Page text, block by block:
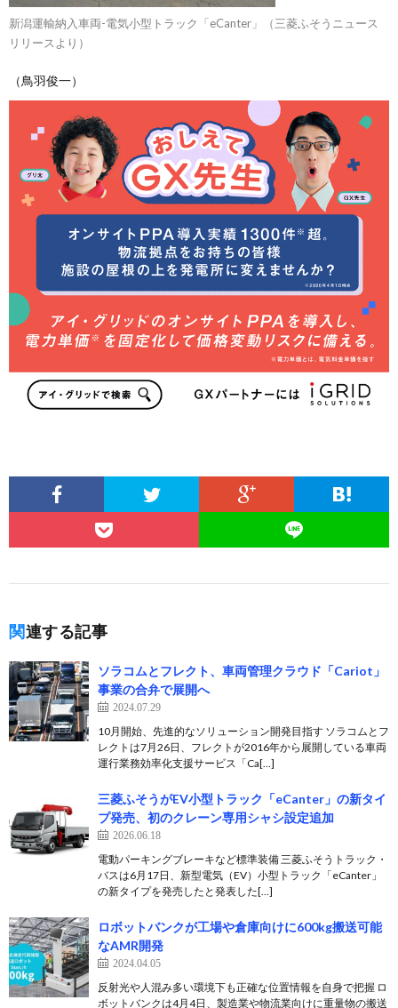
新潟運輸納入車両-電気小型トラック「eCanter」（三菱ふそうニュース
リリースより）
（鳥羽俊一）
関連する記事
ソラコムとフレクト、車両管理クラウド「Cariot」
事業の合弁で展開へ
2024.07.29
10月開始、先進的なソリューション開発目指す ソラコムとフ
レクトは7月26日、フレクトが2016年から展開している車両
運行業務効率化支援サービス「Ca[…]
三菱ふそうがEV小型トラック「eCanter」の新タイ
プ発売、初のクレーン専用シャシ設定追加
2026.06.18
電動パーキングブレーキなど標準装備 三菱ふそうトラック・
バスは6月17日、新型電気（EV）小型トラック「eCanter」
の新タイプを発売したと発表した[…]
ロボットバンクが工場や倉庫向けに600kg搬送可能
なAMR開発
2024.04.05
反射光や人混み多い環境下も正確な位置情報を自身で把握 ロ
ボットバンクは4月4日、製造業や物流業向けに重量物の搬送